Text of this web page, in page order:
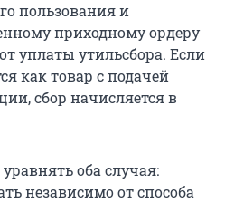
пользования и
приходному ордеру
уплаты утильсбора. Если
как товар с подачей
сбор начисляется в
оба случая:
независимо от способа